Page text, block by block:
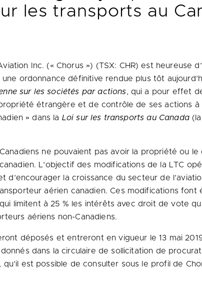
les transports au
Inc. (« Chorus ») (TSX: CHR) est heureuse
ordonnance définitive rendue plus tôt
sur les sociétés par actions, qui a pour effet
étrangère et de contrôle de ses actions
» dans la Loi sur les transports au Canada(la
ne pouvaient pas avoir la propriété ou
L’objectif des modifications de la LTC
d’encourager la croissance du secteur de
aérien canadien. Ces modifications
limitent à 25 % les intérêts avec droit de vote
aériens non-Canadiens.
déposés et entreront en vigueur le 13 mai
dans la circulaire de sollicitation de
est possible de consulter sous le profil de